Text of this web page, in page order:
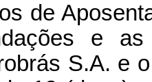
de
e as
S.A. e